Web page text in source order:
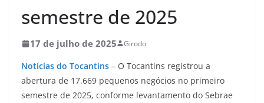
semestre de 2025
17 de julho de 2025 Girodo
Notícias do Tocantins – O Tocantins registrou a
abertura de 17.669 pequenos negócios no primeiro
semestre de 2025, conforme levantamento do Sebrae